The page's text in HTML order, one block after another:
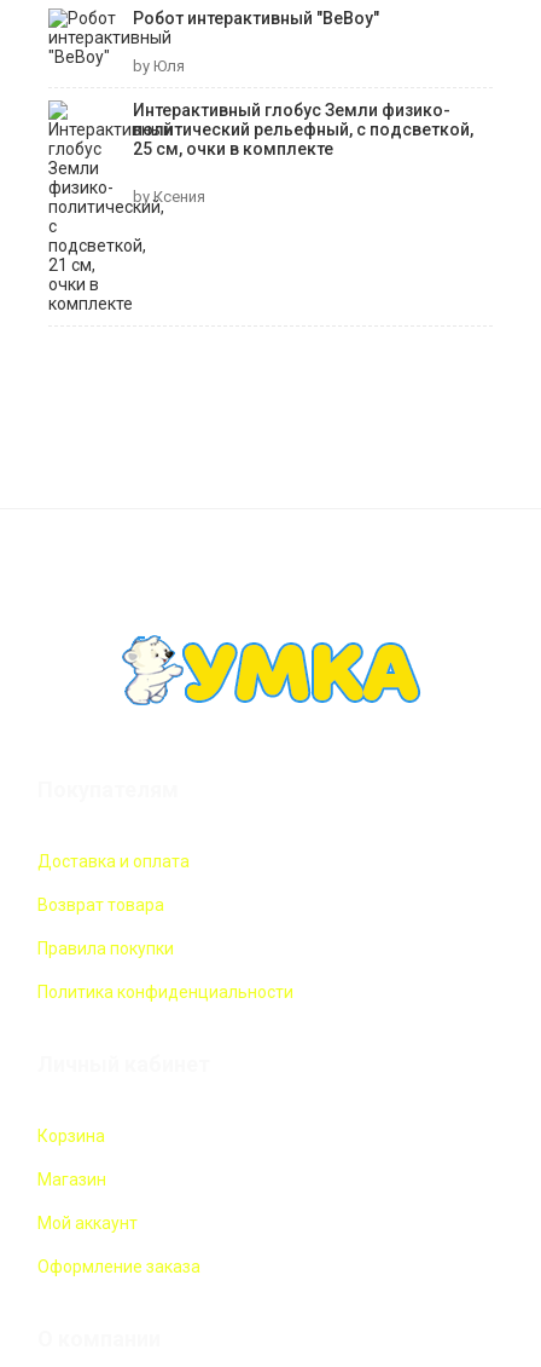
Робот интерактивный "ВеВоу"
by Юля
Интерактивный глобус Земли физико-
политический рельефный, с подсветкой,
25 см, очки в комплекте
by Ксения
Доставка и оплата
Возврат товара
Правила покупки
Политика конфиденциальности
Корзина
Магазин
Мой аккаунт
Оформление заказа